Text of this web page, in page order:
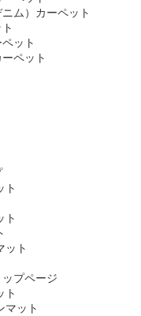
ム）カーペット
ット
ペット
ト
ト
ット
プページ
ト
マット